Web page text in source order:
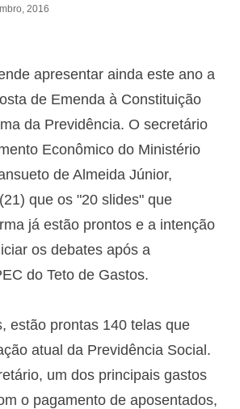
2016
apresentar ainda este ano a
de Emenda à Constituição
da Previdência. O secretário
Econômico do Ministério
de Almeida Júnior,
que os "20 slides" que
já estão prontos e a intenção
os debates após a
do Teto de Gastos.
estão prontas 140 telas que
atual da Previdência Social.
um dos principais gastos
o pagamento de aposentados,